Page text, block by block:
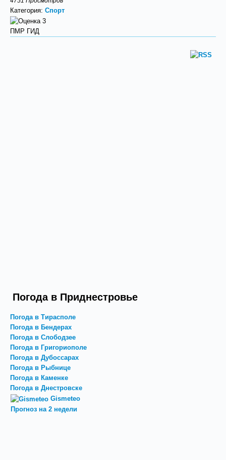
Категория: Спорт
ПМР ГИД
Погода в Приднестровье
Погода в Тирасполе
Погода в Бендерах
Погода в Слободзее
Погода в Григориополе
Погода в Дубоссарах
Погода в Рыбнице
Погода в Каменке
Погода в Днестровске
Gismeteo
Прогноз на 2 недели